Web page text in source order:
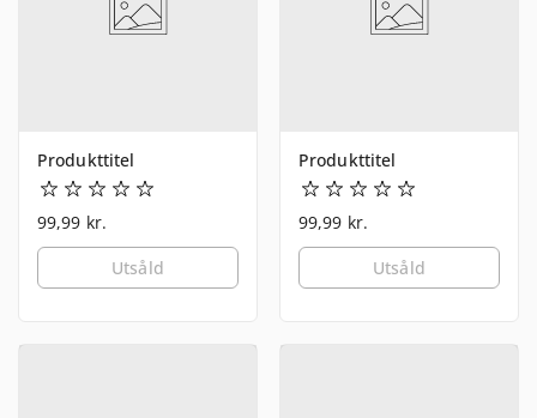
Produkttitel
99,99 kr.
Utsåld
Produkttitel
99,99 kr.
Utsåld